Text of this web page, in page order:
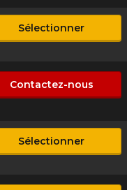
Sélectionner
Contactez-nous
Sélectionner